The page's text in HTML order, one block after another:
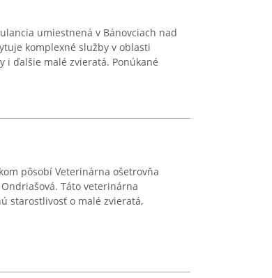
umiestnená v Bánovciach nad
komplexné služby v oblasti
i ďalšie malé zvieratá. Ponúkané
pôsobí Veterinárna ošetrovňa
Táto veterinárna
starostlivosť o malé zvieratá,